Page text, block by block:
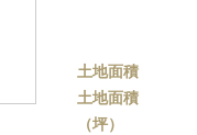
土地面積
土地面積
（坪）